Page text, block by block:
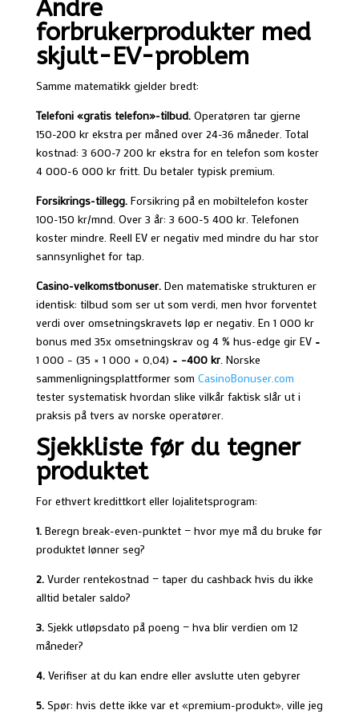
Andre
forbrukerprodukter med
skjult-EV-problem
Samme matematikk gjelder bredt:
Telefoni «gratis telefon»-tilbud. Operatøren tar gjerne
150-200 kr ekstra per måned over 24-36 måneder. Total
kostnad: 3 600-7 200 kr ekstra for en telefon som koster
4 000-6 000 kr fritt. Du betaler typisk premium.
Forsikrings-tillegg. Forsikring på en mobiltelefon koster
100-150 kr/mnd. Over 3 år: 3 600-5 400 kr. Telefonen
koster mindre. Reell EV er negativ med mindre du har stor
sannsynlighet for tap.
Casino-velkomstbonuser. Den matematiske strukturen er
identisk: tilbud som ser ut som verdi, men hvor forventet
verdi over omsetningskravets løp er negativ. En 1 000 kr
bonus med 35x omsetningskrav og 4 % hus-edge gir EV =
1 000 − (35 × 1 000 × 0,04) = −400 kr. Norske
sammenligningsplattformer som CasinoBonuser.com
tester systematisk hvordan slike vilkår faktisk slår ut i
praksis på tvers av norske operatører.
Sjekkliste før du tegner
produktet
For ethvert kredittkort eller lojalitetsprogram:
1. Beregn break-even-punktet — hvor mye må du bruke før
produktet lønner seg?
2. Vurder rentekostnad — taper du cashback hvis du ikke
alltid betaler saldo?
3. Sjekk utløpsdato på poeng — hva blir verdien om 12
måneder?
4. Verifiser at du kan endre eller avslutte uten gebyrer
5. Spør: hvis dette ikke var et «premium-produkt», ville jeg